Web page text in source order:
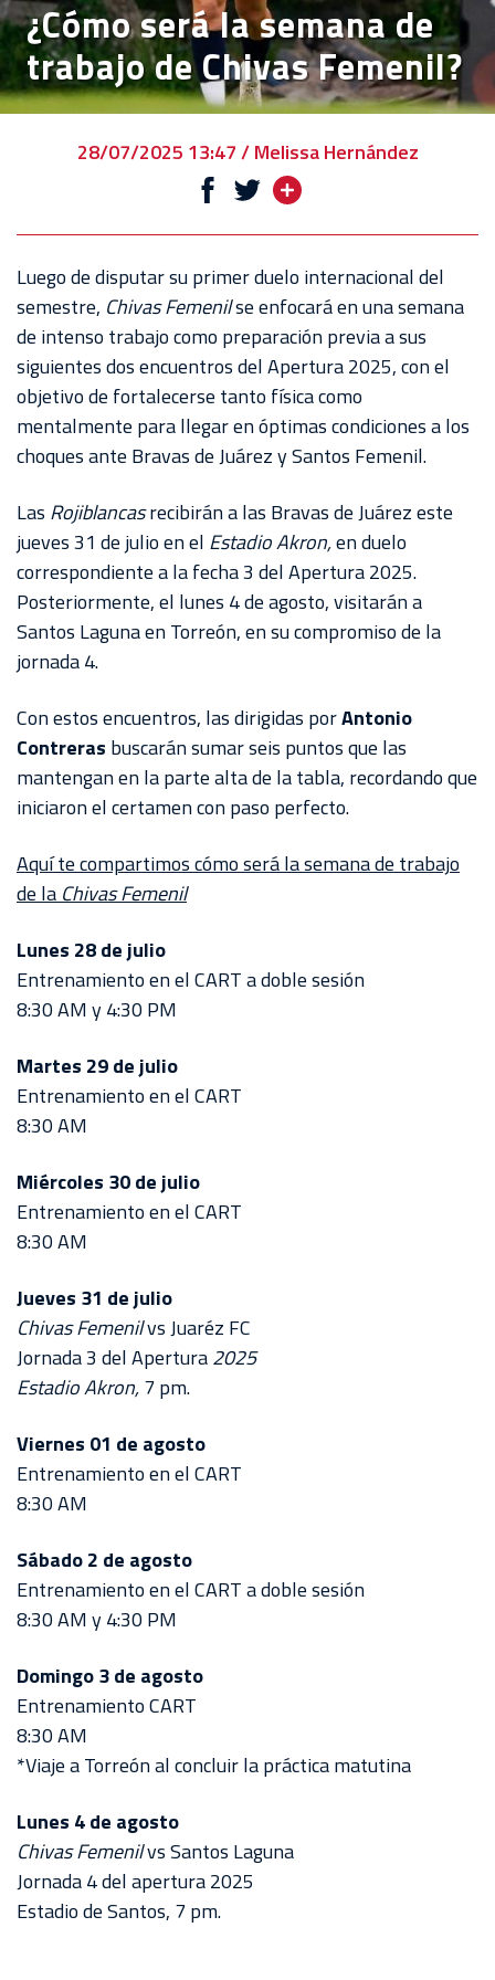
VENTA
DE
BOLETOS
CHIVABONOS
REBAÑO
CHIVAS
TIENDA
CHIVAS
CHIVASTV
AKRON
TOUR
ESTADIO
AKRON
¿Cómo será la semana de
trabajo de Chivas Femenil?
28/07/2025 13:47 / Melissa Hernández
Luego de disputar su primer duelo internacional del
semestre, Chivas Femenilse enfocará en una semana
de intenso trabajo como preparación previa a sus
siguientes dos encuentros del Apertura 2025, con el
objetivo de fortalecerse tanto física como
mentalmente para llegar en óptimas condiciones a los
choques ante Bravas de Juárez y Santos Femenil.
Las Rojiblancasrecibirán a las Bravas de Juárez este
jueves 31 de julio en el Estadio Akron,en duelo
correspondiente a la fecha 3 del Apertura 2025.
Posteriormente, el lunes 4 de agosto, visitarán a
Santos Laguna en Torreón, en su compromiso de la
jornada 4.
Con estos encuentros, las dirigidas porAntonio
Contreras buscarán sumar seis puntos que las
mantengan en la parte alta de la tabla, recordando que
iniciaron el certamen con paso perfecto.
Aquí te compartimos cómo será la semana de trabajo
de la Chivas Femenil
Lunes 28 de julio
Entrenamiento en el CART a doble sesión
8:30 AM y 4:30 PM
Martes 29 de julio
Entrenamiento en el CART
8:30 AM
Miércoles 30 de julio
Entrenamiento en el CART
8:30 AM
Jueves 31 de julio
Chivas Femenilvs Juaréz FC
Jornada 3 del Apertura2025
Estadio Akron,7 pm.
Viernes 01 de agosto
Entrenamiento en el CART
8:30 AM
Sábado 2 de agosto
Entrenamiento en el CART a doble sesión
8:30 AM y 4:30 PM
Domingo 3 de agosto
Entrenamiento CART
8:30 AM
*Viaje a Torreón al concluir la práctica matutina
Lunes 4 de agosto
Chivas Femenilvs Santos Laguna
Jornada 4 del apertura 2025
Estadio de Santos, 7 pm.